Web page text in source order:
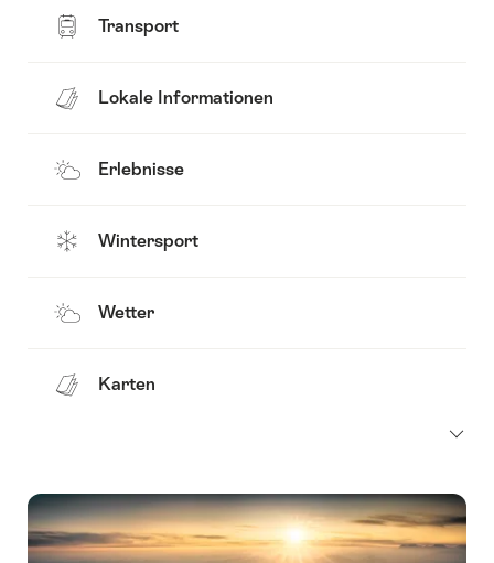
Transport
Lokale Informationen
Erlebnisse
Wintersport
Wetter
Karten